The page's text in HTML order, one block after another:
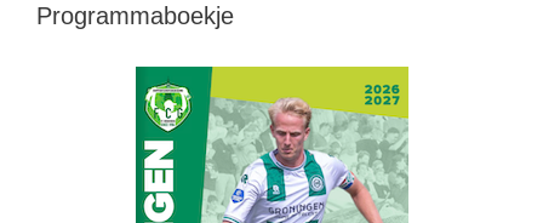
Programmaboekje